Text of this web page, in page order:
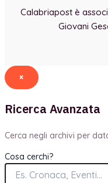
Calabriapost è
Giovani
×
Ricerca Avanzata
Cerca negli archivi per
Cosa cerchi?